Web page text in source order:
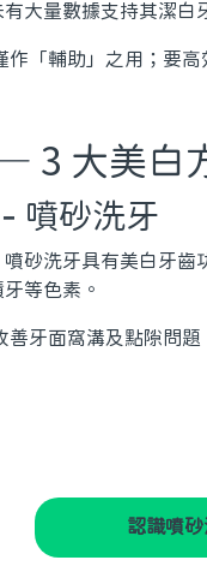
大量數據支持其潔白
「輔助」之用；要
3 大美白
噴砂洗牙
砂洗牙具有美白牙
等色素。
牙面窩溝及點隙問
認識噴